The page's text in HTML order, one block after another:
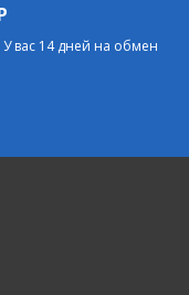
вас 14 дней на обмен